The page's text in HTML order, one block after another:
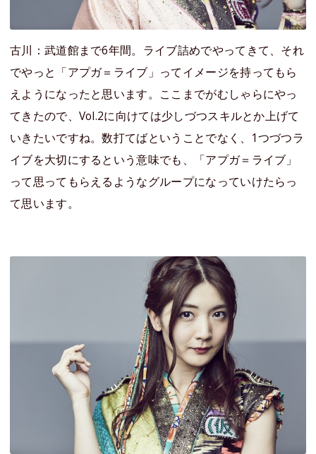
古川：武道館まで6年間。ライブ詰めでやってきて、それ
でやっと「アプガ＝ライブ」ってイメージを持ってもら
えようになったと思います。ここまでがむしゃらにやっ
てきたので、Vol.2に向けては少しづつスキルとか上げて
いきたいですね。数打てばということでなく、1つづつラ
イブを大切にするという意味でも、「アプガ＝ライブ」
って思ってもらえるようなグループになっていけたらっ
て思います。